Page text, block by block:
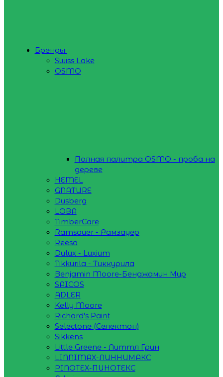
Бренды
Swiss Lake
OSMO
Полная палитра OSMO - проба на
дереве
HEMEL
GNATURE
Dusberg
LOBA
TimberCare
Ramsauer - Рамзауер
Reesa
Dulux - Luxium
Tikkurila - Тиккурила
Benjamin Moore-Бенджамин Мур
SAICOS
ADLER
Kelly Moore
Richard's Paint
Selectone (Селектон)
Sikkens
Little Greene - Литтл Грин
LINNIMAX-ЛИННИМАКС
PINOTEX-ПИНОТЕКС